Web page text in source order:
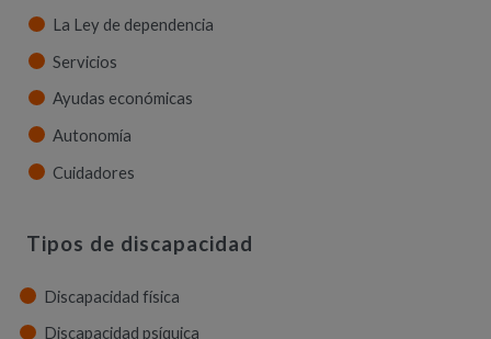
La Ley de dependencia
Servicios
Ayudas económicas
Autonomía
Cuidadores
Tipos de discapacidad
Discapacidad física
Discapacidad psíquica